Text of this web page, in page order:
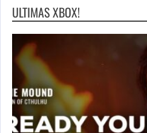
ULTIMAS XBOX!